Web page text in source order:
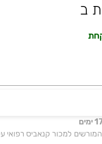
ב
למכור קנאביס רפואי